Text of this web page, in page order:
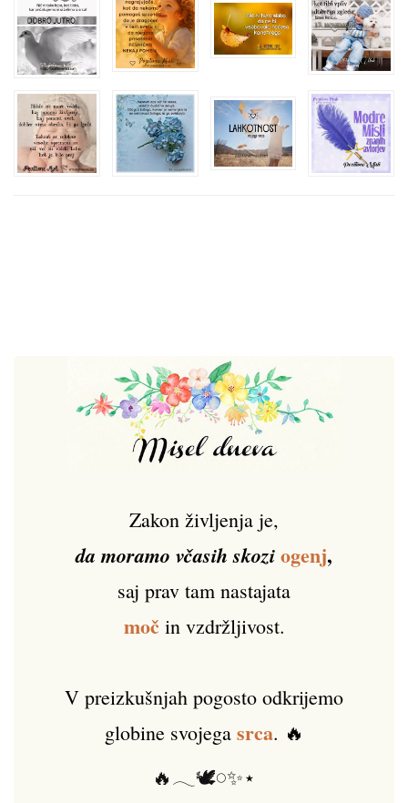
Zakon življenja je,
da moramo včasih skoziogenj,
saj prav tam nastajata
močin vzdržljivost.
V preizkušnjah pogosto odkrijemo
globine svojega srca. 🔥
🔥𓂃🕊️𓏸✨⋆